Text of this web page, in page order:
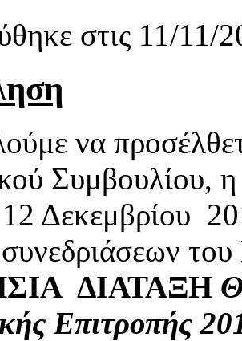
στις 11/11/
να
Συμβουλίου,
12 Δεκεμβρίου
ΔΙΑΤΑΞΗ
Επιτροπής